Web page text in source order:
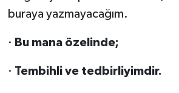
buraya yazmayacağım.
· Bu mana özelinde;
· Tembihli ve tedbirliyimdir.